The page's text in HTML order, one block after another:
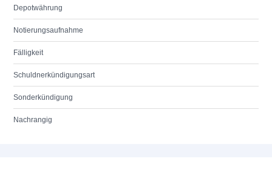
Depotwährung
Notierungsaufnahme
Fälligkeit
Schuldnerkündigungsart
Sonderkündigung
Nachrangig